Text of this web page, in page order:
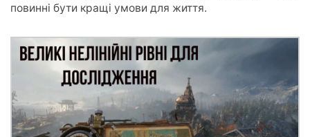
повинні бути кращі умови для життя.